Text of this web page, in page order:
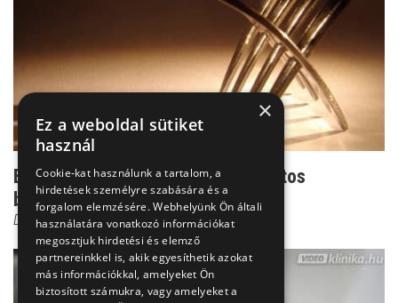
Erre figyeljen: Mit ehetünk daganatos
betegséggel
Dr. Borbényi Erika
×
Ez a weboldal sütiket
használ
Cookie-kat használunk a tartalom, a
hirdetések személyre szabására és a
forgalom elemzésére. Webhelyünk Ön általi
használatára vonatkozó információkat
megosztjuk hirdetési és elemző
partnereinkkel is, akik egyesíthetik azokat
más információkkal, amelyeket Ön
biztosított számukra, vagy amelyeket a